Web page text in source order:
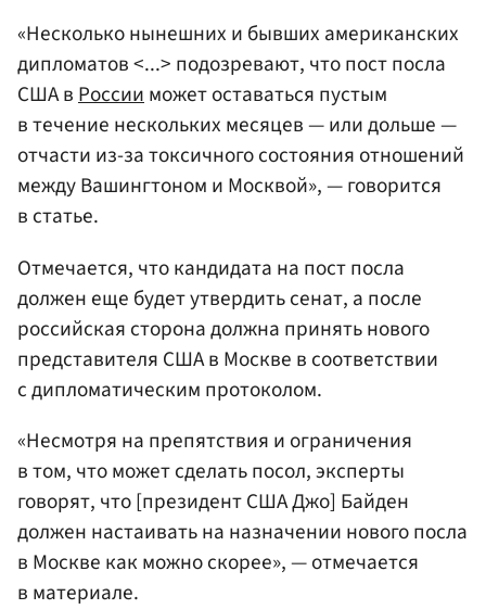
«Несколько нынешних и бывших американских
дипломатов <...> подозревают, что пост посла
США вРоссииможет оставаться пустым
в течение нескольких месяцев — или дольше —
отчасти из-за токсичного состояния отношений
между Вашингтоном и Москвой», — говорится
в статье.
Отмечается, что кандидата на пост посла
должен еще будет утвердить сенат, а после
российская сторона должна принять нового
представителя США в Москве в соответствии
с дипломатическим протоколом.
«Несмотря на препятствия и ограничения
в том, что может сделать посол, эксперты
говорят, что [президент США Джо] Байден
должен настаивать на назначении нового посла
в Москве как можно скорее», — отмечается
в материале.